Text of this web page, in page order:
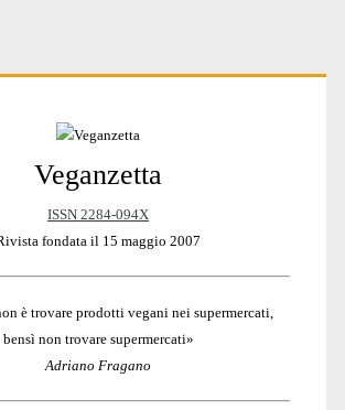
Veganzetta
ISSN 2284-094X
fondata il 15 maggio 2007
è trovare prodotti vegani nei supermercati,
bensì non trovare supermercati»
Adriano Fragano